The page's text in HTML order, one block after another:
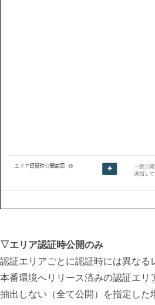
▽エリア認証時公開のみ
認証エリアごとに認証時には異な
本番環境へリリース済みの認証エ
抽出しない（全て公開）を指定し